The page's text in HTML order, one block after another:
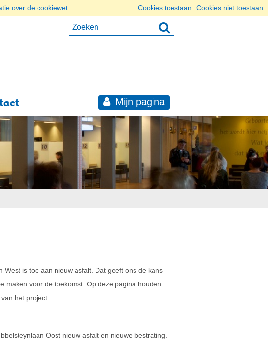
over de cookiewet Cookies toestaan Cookies niet toestaan
Mijn pagina
West is toe aan nieuw asfalt. Dat geeft ons de kans
maken voor de toekomst. Op deze pagina houden
het project.
Oost nieuw asfalt en nieuwe bestrating.